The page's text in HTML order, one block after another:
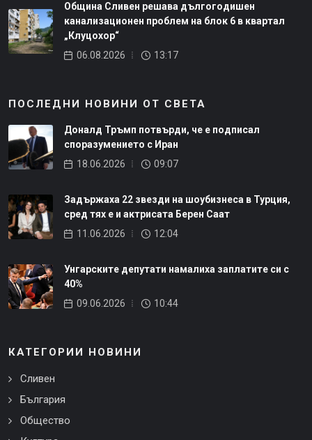
Община Сливен решава дългогодишен
канализационен проблем на блок 6 в квартал
„Клуцохор“
06.08.2026
13:17
ПОСЛЕДНИ НОВИНИ ОТ СВЕТА
Доналд Тръмп потвърди, че е подписал
споразумението с Иран
18.06.2026
09:07
Задържаха 22 звезди на шоубизнеса в Турция,
сред тях е и актрисата Берен Саат
11.06.2026
12:04
Унгарските депутати намалиха заплатите си с
40%
09.06.2026
10:44
КАТЕГОРИИ НОВИНИ
Сливен
България
Общество